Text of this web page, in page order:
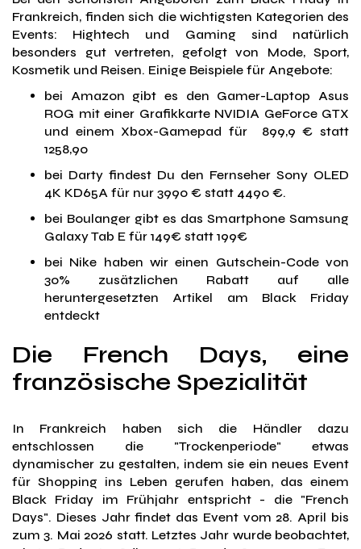
Frankreich, finden sich die wichtigsten Kategorien des
Events: Hightech und Gaming sind natürlich
besonders gut vertreten, gefolgt von Mode, Sport,
Kosmetik und Reisen. Einige Beispiele für Angebote:
bei Amazon gibt es den Gamer-Laptop Asus
ROG mit einer Grafikkarte NVIDIA GeForce GTX
und einem Xbox-Gamepad für 899,9 € statt
1258,90
bei Darty findest Du den Fernseher Sony OLED
4K KD65A für nur 3990 € statt 4490 €.
bei Boulanger gibt es das Smartphone Samsung
Galaxy Tab E für 149€ statt 199€
bei Nike haben wir einen Gutschein-Code von
30% zusätzlichen Rabatt auf alle
heruntergesetzten Artikel am Black Friday
entdeckt
Die French Days, eine
französische Spezialität
In Frankreich haben sich die Händler dazu
entschlossen die "Trockenperiode" etwas
dynamischer zu gestalten, indem sie ein neues Event
für Shopping ins Leben gerufen haben, das einem
Black Friday im Frühjahr entspricht - die "French
Days". Dieses Jahr findet das Event vom 28. April bis
zum 3. Mai 2026 statt. Letztes Jahr wurde beobachtet,